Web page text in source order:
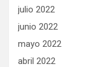
julio 2022
junio 2022
mayo 2022
abril 2022